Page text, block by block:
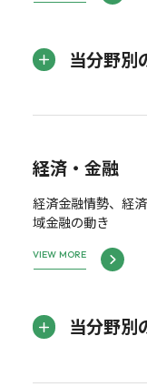
当分野別
経済・金融
経済金融情勢、経
域金融の動き
VIEW MORE
当分野別